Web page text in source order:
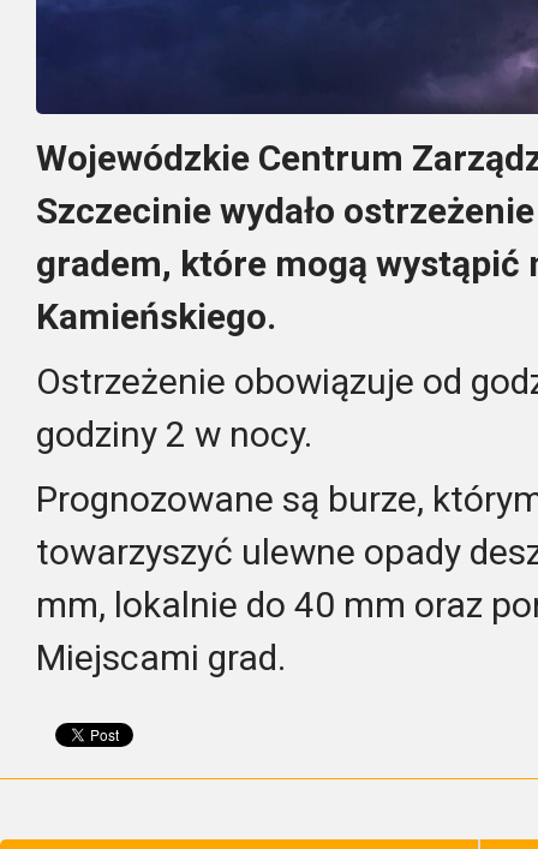
Wojewódzkie Centrum
Szczecinie wydało
gradem, które mogą wystąpić
Kamieńskiego.
Ostrzeżenie obowiązuje od
godziny 2 w nocy.
Prognozowane są burze,
towarzyszyć ulewne opady
mm, lokalnie do 40 mm oraz
Miejscami grad.